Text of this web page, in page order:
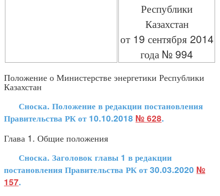
Республики
Казахстан
от 19 сентября 2014
года № 994
Положение о Министерстве энергетики Республики
Казахстан
Сноска. Положение в редакции постановления
Правительства РК от 10.10.2018 № 628.
Глава 1. Общие положения
Сноска. Заголовок главы 1 в редакции
постановления Правительства РК от 30.03.2020 №
157.